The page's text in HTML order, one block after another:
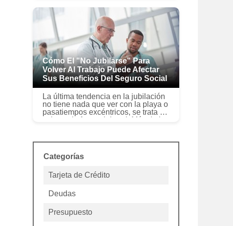
aproximadamente la mitad de los
estadouniden...
Cómo El "no Jubilarse" Para
Volver Al Trabajo Puede Afectar
Sus Beneficios Del Seguro Social
La última tendencia en la jubilación
no tiene nada que ver con la playa o
pasatiempos excéntricos, se trata de
volver a la fuerza laboral. Más de la
Categorías
Tarjeta de Crédito
Deudas
Presupuesto